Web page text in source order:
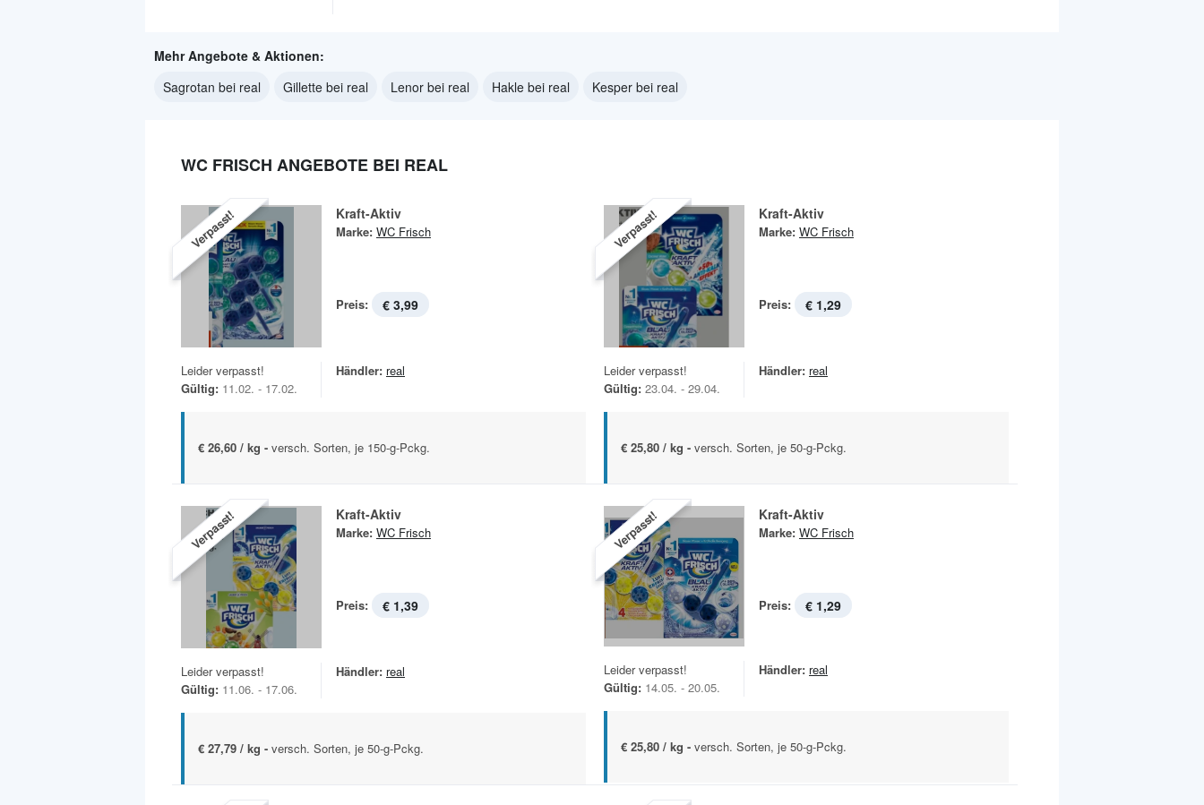
Mehr Angebote & Aktionen:
Sagrotan bei real
Gillette bei real Lenor bei real Hakle bei real Kesper bei real
WC FRISCH ANGEBOTE BEI REAL
Verpasst! Kraft-Aktiv
Marke: WC Frisch
Preis: € 3,99
Leider verpasst!
Gültig: 11.02. - 17.02.
Händler: real
€ 26,60 / kg - versch. Sorten, je 150-g-Pckg.
Verpasst! Kraft-Aktiv
Marke: WC Frisch
Preis: € 1,29
Leider verpasst!
Gültig: 23.04. - 29.04.
Händler: real
€ 25,80 / kg - versch. Sorten, je 50-g-Pckg.
Verpasst! Kraft-Aktiv
Marke: WC Frisch
Preis: € 1,39
Leider verpasst!
Gültig: 11.06. - 17.06.
Händler: real
€ 27,79 / kg - versch. Sorten, je 50-g-Pckg.
Verpasst! Kraft-Aktiv
Marke: WC Frisch
Preis: € 1,29
Leider verpasst!
Gültig: 14.05. - 20.05.
Händler: real
€ 25,80 / kg - versch. Sorten, je 50-g-Pckg.